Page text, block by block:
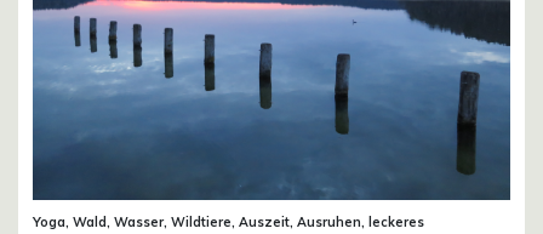
Yoga, Wald, Wasser, Wildtiere, Auszeit, Ausruhen, leckeres